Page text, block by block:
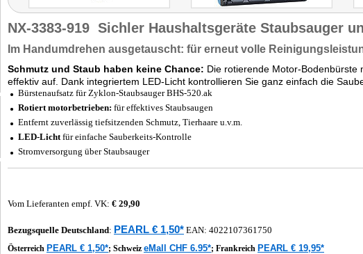
NX-3383-919 Sichler Haushaltsgeräte Staubsauger
Im Handumdrehen ausgetauscht: für erneut volle
Schmutz und Staub haben keine Chance: Die rotierende Motor-Bodenbürste
effektiv auf. Dank integriertem LED-Licht kontrollieren Sie ganz einfach die
Bürstenaufsatz für Zyklon-Staubsauger BHS-520.ak
Rotiert motorbetrieben: für effektives Staubsaugen
Entfernt zuverlässig tiefsitzenden Schmutz, Tierhaare u.v.m.
LED-Lichtfür einfache Sauberkeits-Kontrolle
Stromversorgung über Staubsauger
Vom Lieferanten empf. VK: € 29,90
Bezugsquelle Deutschland: PEARL € 1,50* EAN: 4022107361750
Österreich PEARL € 1,50*; Schweiz eMall CHF 6.95*; Frankreich PEARL € 19,95*